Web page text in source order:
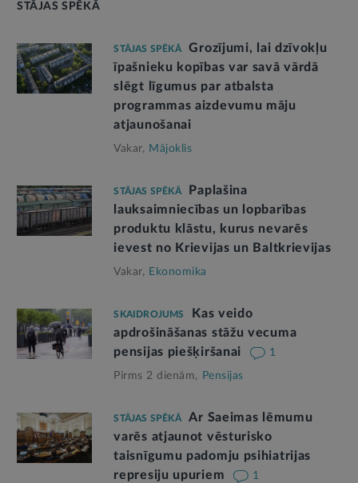
STĀJAS SPĒKĀ
STĀJAS SPĒKĀ
Grozījumi, lai dzīvokļu
īpašnieku kopības var savā vārdā
slēgt līgumus par atbalsta
programmas aizdevumu māju
atjaunošanai
Vakar, Mājoklis
STĀJAS SPĒKĀ
Paplašina
lauksaimniecības un lopbarības
produktu klāstu, kurus nevarēs
ievest no Krievijas un Baltkrievijas
Vakar, Ekonomika
SKAIDROJUMS
Kas veido
apdrošināšanas stāžu vecuma
pensijas piešķiršanai
1
Pirms 2 dienām, Pensijas
STĀJAS SPĒKĀ
Ar Saeimas lēmumu
varēs atjaunot vēsturisko
taisnīgumu padomju psihiatrijas
represiju upuriem
1